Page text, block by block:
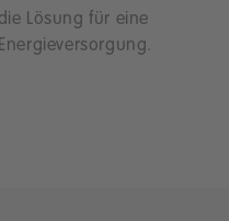
Lösung für eine